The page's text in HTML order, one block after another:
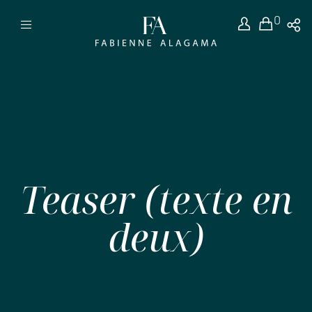
0
Teaser (texte en
deux)